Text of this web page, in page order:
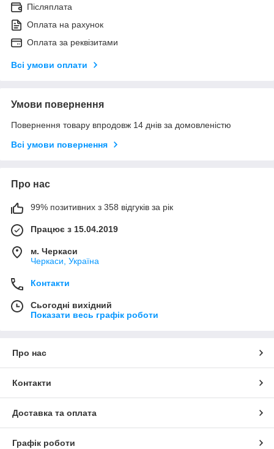
Післяплата
Оплата на рахунок
Оплата за реквізитами
Всі умови оплати
Умови повернення
Повернення товару впродовж 14 днів за домовленістю
Всі умови повернення
Про нас
99% позитивних з 358 відгуків за рік
Працює з 15.04.2019
м. Черкаси
Черкаси, Україна
Контакти
Сьогодні вихідний
Показати весь графік роботи
Про нас
Контакти
Доставка та оплата
Графік роботи